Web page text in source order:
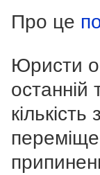
Про це
Юристи